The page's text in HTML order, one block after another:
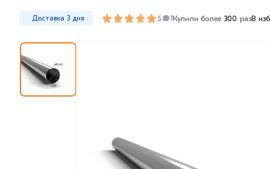
Доставка 3 дня 5 1Купили более 300 разВ